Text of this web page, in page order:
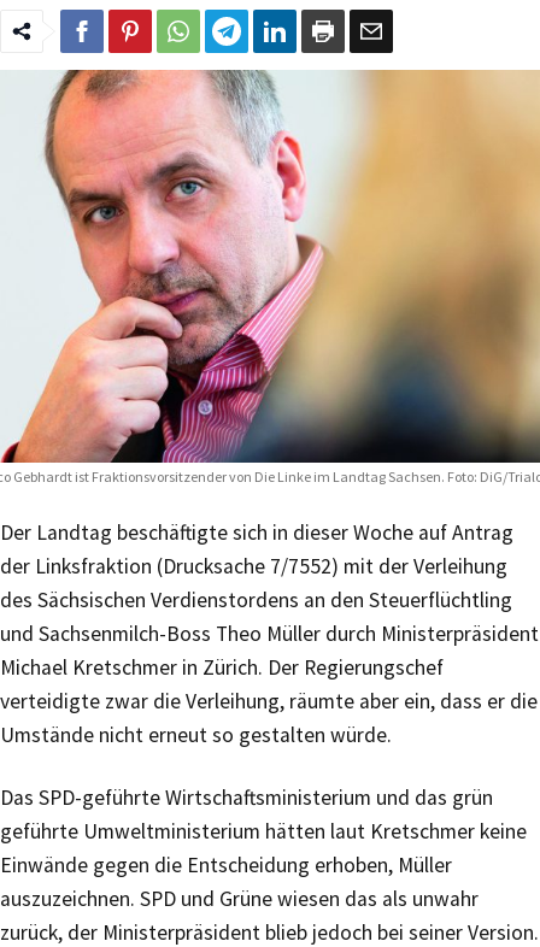
Gebhardt ist Fraktionsvorsitzender von Die Linke im Landtag Sachsen. Foto: DiG/
Der Landtag beschäftigte sich in dieser Woche auf Antrag
der Linksfraktion (Drucksache 7/7552) mit der Verleihung
des Sächsischen Verdienstordens an den Steuerflüchtling
und Sachsenmilch-Boss Theo Müller durch Ministerpräsident
Michael Kretschmer in Zürich. Der Regierungschef
verteidigte zwar die Verleihung, räumte aber ein, dass er die
Umstände nicht erneut so gestalten würde.
Das SPD-geführte Wirtschaftsministerium und das grün
geführte Umweltministerium hätten laut Kretschmer keine
Einwände gegen die Entscheidung erhoben, Müller
auszuzeichnen. SPD und Grüne wiesen das als unwahr
zurück, der Ministerpräsident blieb jedoch bei seiner Version.